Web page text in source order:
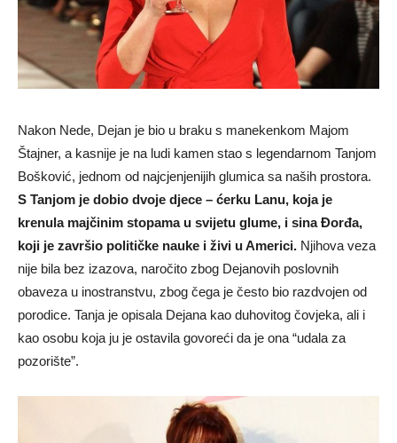
Nakon Nede, Dejan je bio u braku s manekenkom Majom
Štajner, a kasnije je na ludi kamen stao s legendarnom Tanjom
Bošković, jednom od najcjenjenijih glumica sa naših prostora.
S Tanjom je dobio dvoje djece – ćerku Lanu, koja je
krenula majčinim stopama u svijetu glume, i sina Đorđa,
koji je završio političke nauke i živi u Americi. Njihova veza
nije bila bez izazova, naročito zbog Dejanovih poslovnih
obaveza u inostranstvu, zbog čega je često bio razdvojen od
porodice. Tanja je opisala Dejana kao duhovitog čovjeka, ali i
kao osobu koja ju je ostavila govoreći da je ona “udala za
pozorište”.